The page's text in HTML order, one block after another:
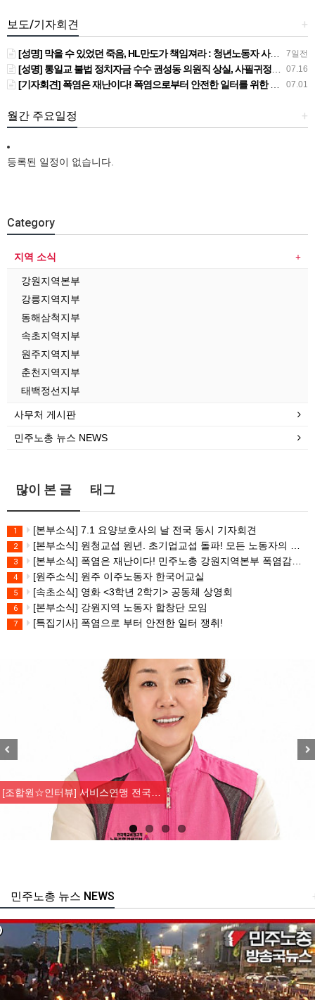
+
보도/기자회견
7일전
[성명] 막을 수 있었던 죽음, HL만도가 책임져라 : 청년노동자 사망사고의 철저한 진상규명과 재발방지 대책 마련하라
07.16
[성명] 통일교 불법 정치자금 수수 권성동 의원직 상실, 사필귀정이다
07.01
[기자회견] 폭염은 재난이다! 폭염으로부터 안전한 일터를 위한 민주노총 강원지역본부 폭염감시단 선포 기자회견
+
월간 주요일정
등록된 일정이 없습니다.
Category
지역 소식
강원지역본부
강릉지역지부
동해삼척지부
속초지역지부
원주지역지부
춘천지역지부
태백정선지부
사무처 게시판
민주노총 뉴스 NEWS
많이 본 글 태그
1 [본부소식] 7.1 요양보호사의 날 전국 동시 기자회견
2 [본부소식] 원청교섭 원년. 초기업교섭 돌파! 모든 노동자의 노동기본권 쟁취! 민주노총 7.15 총파업대회
3 [본부소식] 폭염은 재난이다! 민주노총 강원지역본부 폭염감시단 선포 기자회견
4 [원주소식] 원주 이주노동자 한국어교실
5 [속초소식] 영화 <3학년 2학기> 공동체 상영회
6 [본부소식] 강원지역 노동자 합창단 모임
7 [특집기사] 폭염으로 부터 안전한 일터 쟁취!
[조합원☆인터뷰] 서비스연맹 전국…
주노총 뉴스 NEWS